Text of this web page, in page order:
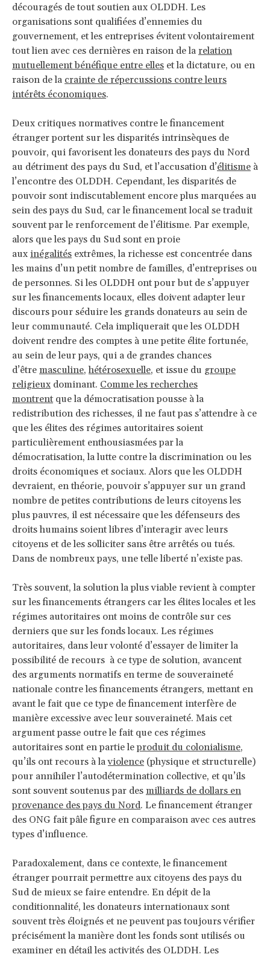
découragés de tout soutien aux OLDDH. Les
organisations sont qualifiées d’ennemies du
gouvernement, et les entreprises évitent volontairement
tout lien avec ces dernières en raison de la relation
mutuellement bénéfique entre elles et la dictature, ou en
raison de la crainte de répercussions contre leurs
intérêts économiques.
Deux critiques normatives contre le financement
étranger portent sur les disparités intrinsèques de
pouvoir, qui favorisent les donateurs des pays du Nord
au détriment des pays du Sud, et l’accusation d’élitisme à
l’encontre des OLDDH. Cependant, les disparités de
pouvoir sont indiscutablement encore plus marquées au
sein des pays du Sud, car le financement local se traduit
souvent par le renforcement de l’élitisme. Par exemple,
alors que les pays du Sud sont en proie
aux inégalités extrêmes, la richesse est concentrée dans
les mains d’un petit nombre de familles, d’entreprises ou
de personnes. Si les OLDDH ont pour but de s’appuyer
sur les financements locaux, elles doivent adapter leur
discours pour séduire les grands donateurs au sein de
leur communauté. Cela impliquerait que les OLDDH
doivent rendre des comptes à une petite élite fortunée,
au sein de leur pays, qui a de grandes chances
d’être masculine,hétérosexuelle, et issue du groupe
religieux dominant. Comme les recherches
montrent que la démocratisation pousse à la
redistribution des richesses, il ne faut pas s’attendre à ce
que les élites des régimes autoritaires soient
particulièrement enthousiasmées par la
démocratisation, la lutte contre la discrimination ou les
droits économiques et sociaux. Alors que les OLDDH
devraient, en théorie, pouvoir s’appuyer sur un grand
nombre de petites contributions de leurs citoyens les
plus pauvres, il est nécessaire que les défenseurs des
droits humains soient libres d’interagir avec leurs
citoyens et de les solliciter sans être arrêtés ou tués.
Dans de nombreux pays, une telle liberté n’existe pas.
Très souvent, la solution la plus viable revient à compter
sur les financements étrangers car les élites locales et les
régimes autoritaires ont moins de contrôle sur ces
derniers que sur les fonds locaux. Les régimes
autoritaires, dans leur volonté d’essayer de limiter la
possibilité de recours à ce type de solution, avancent
des arguments normatifs en terme de souveraineté
nationale contre les financements étrangers, mettant en
avant le fait que ce type de financement interfère de
manière excessive avec leur souveraineté. Mais cet
argument passe outre le fait que ces régimes
autoritaires sont en partie leproduit du colonialisme,
qu’ils ont recours à laviolence (physique et structurelle)
pour annihiler l’autodétermination collective, et qu’ils
sont souvent soutenus par des milliards de dollars en
provenance des pays du Nord. Le financement étranger
des ONG fait pâle figure en comparaison avec ces autres
types d’influence.
Paradoxalement, dans ce contexte, le financement
étranger pourrait permettre aux citoyens des pays du
Sud de mieux se faire entendre. En dépit de la
conditionnalité, les donateurs internationaux sont
souvent très éloignés et ne peuvent pas toujours vérifier
précisément la manière dont les fonds sont utilisés ou
examiner en détail les activités des OLDDH. Les